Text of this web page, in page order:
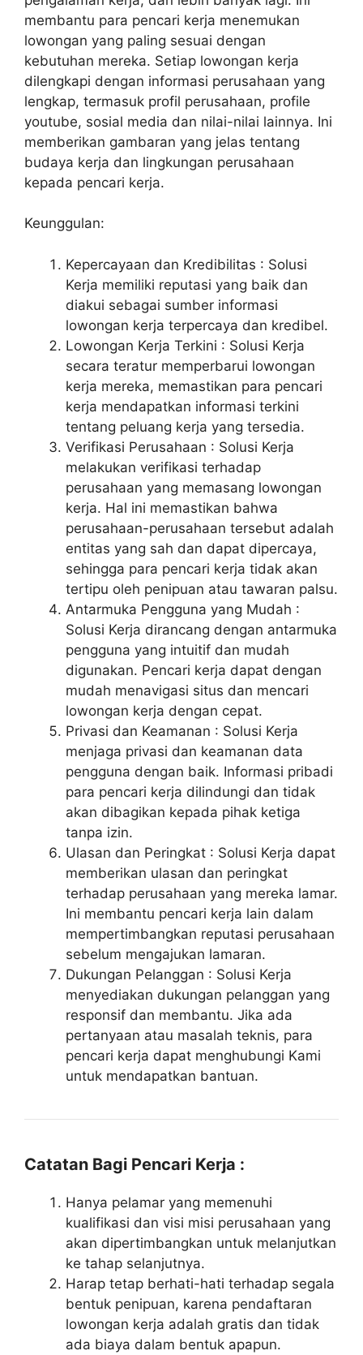
membantu para pencari kerja menemukan
lowongan yang paling sesuai dengan
kebutuhan mereka. Setiap lowongan kerja
dilengkapi dengan informasi perusahaan yang
lengkap, termasuk profil perusahaan, profile
youtube, sosial media dan nilai-nilai lainnya. Ini
memberikan gambaran yang jelas tentang
budaya kerja dan lingkungan perusahaan
kepada pencari kerja.
Keunggulan:
Kepercayaan dan Kredibilitas : Solusi
Kerja memiliki reputasi yang baik dan
diakui sebagai sumber informasi
lowongan kerja terpercaya dan kredibel.
Lowongan Kerja Terkini : Solusi Kerja
secara teratur memperbarui lowongan
kerja mereka, memastikan para pencari
kerja mendapatkan informasi terkini
tentang peluang kerja yang tersedia.
Verifikasi Perusahaan : Solusi Kerja
melakukan verifikasi terhadap
perusahaan yang memasang lowongan
kerja. Hal ini memastikan bahwa
perusahaan-perusahaan tersebut adalah
entitas yang sah dan dapat dipercaya,
sehingga para pencari kerja tidak akan
tertipu oleh penipuan atau tawaran palsu.
Antarmuka Pengguna yang Mudah :
Solusi Kerja dirancang dengan antarmuka
pengguna yang intuitif dan mudah
digunakan. Pencari kerja dapat dengan
mudah menavigasi situs dan mencari
lowongan kerja dengan cepat.
Privasi dan Keamanan : Solusi Kerja
menjaga privasi dan keamanan data
pengguna dengan baik. Informasi pribadi
para pencari kerja dilindungi dan tidak
akan dibagikan kepada pihak ketiga
tanpa izin.
Ulasan dan Peringkat : Solusi Kerja dapat
memberikan ulasan dan peringkat
terhadap perusahaan yang mereka lamar.
Ini membantu pencari kerja lain dalam
mempertimbangkan reputasi perusahaan
sebelum mengajukan lamaran.
Dukungan Pelanggan : Solusi Kerja
menyediakan dukungan pelanggan yang
responsif dan membantu. Jika ada
pertanyaan atau masalah teknis, para
pencari kerja dapat menghubungi Kami
untuk mendapatkan bantuan.
Catatan Bagi Pencari Kerja :
Hanya pelamar yang memenuhi
kualifikasi dan visi misi perusahaan yang
akan dipertimbangkan untuk melanjutkan
ke tahap selanjutnya.
Harap tetap berhati-hati terhadap segala
bentuk penipuan, karena pendaftaran
lowongan kerja adalah gratis dan tidak
ada biaya dalam bentuk apapun.